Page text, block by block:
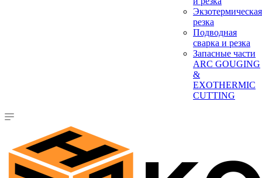
Экзотермическая
резка
Подводная
сварка и резка
Запасные части
ARC GOUGING
&
EXOTHERMIC
CUTTING